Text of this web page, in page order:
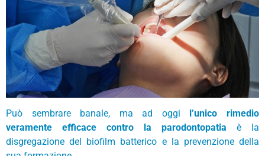
Può sembrare banale, ma ad oggi l’unico rimedio
veramente efficace contro la parodontopatia è la
disgregazione del biofilm batterico e la prevenzione della